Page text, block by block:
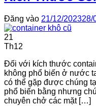
Đăng vào 21/12/202328/
21
Th12
Đối với kích thước
không phổ biến ở nước
có thể gặp được chúng
phổ biến bằng nhưng
chuyên chở các mặt […]